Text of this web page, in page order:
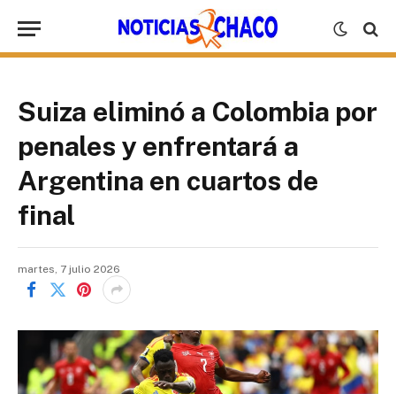
Suiza eliminó a Colombia por
penales y enfrentará a
Argentina en cuartos de
final
martes, 7 julio 2026